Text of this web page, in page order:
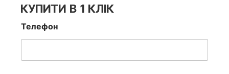
КУПИТИ В 1 КЛІК
Телефон